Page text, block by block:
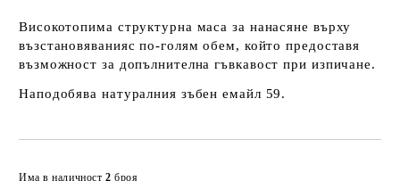
Високотопима структурна маса за нанасяне върху
възстановяванияс по-голям обем, който предоставя
възможност за допълнителна гъвкавост при изпичане.
Наподобява натуралния зъбен емайл 59.
Има в наличност 2 броя